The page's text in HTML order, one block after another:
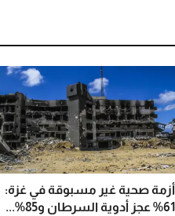
أزمة صحية غير مسبوقة في غزة:
61% عجز أدوية السرطان و85%...